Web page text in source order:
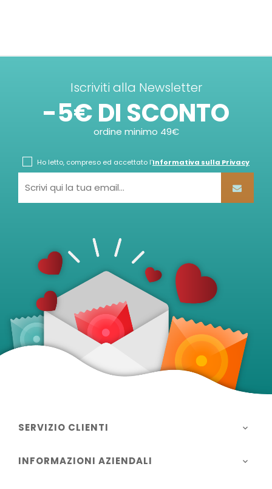
Iscriviti alla Newsletter
-5€ DI SCONTO
ordine minimo 49€
Ho letto, compreso ed accettato l'Informativa sulla Privacy
SERVIZIO CLIENTI 
INFORMAZIONI AZIENDALI 